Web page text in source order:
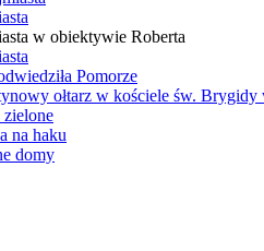
w obiektywie Roberta
Pomorze
ołtarz w kościele św. Brygidy
na haku
domy